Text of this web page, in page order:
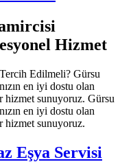
Hizmet
Edilmeli? Gürsu
en iyi dostu olan
sunuyoruz. Gürsu
en iyi dostu olan
hizmet sunuyoruz.
Eşya Servisi